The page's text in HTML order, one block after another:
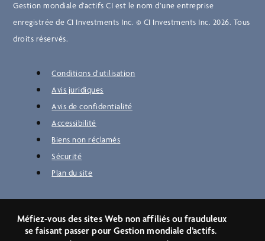
Gestion mondiale d’actifs CI est le nom d’une entreprise
enregistrée de CI Investments Inc. © CI Investments Inc. 2026. Tous
droits réservés.
Conditions d’utilisation
Avis juridiques
Avis de confidentialité
Accessibilité
Biens non réclamés
Sécurité
Plan du site
Méfiez-vous des sites Web non affiliés ou frauduleux
se faisant passer pour Gestion mondiale d’actifs.